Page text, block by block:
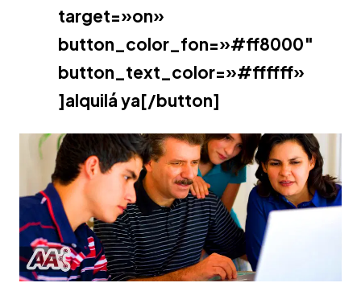
target=»on»
button_color_fon=»#ff8000″
button_text_color=»#ffffff»
]alquilá ya[/button]